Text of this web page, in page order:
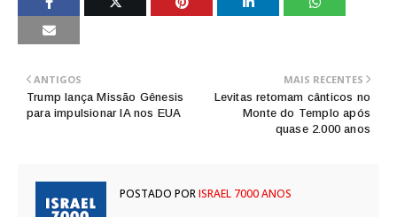
MAIS RECENTES
Levitas retomam cânticos no
Monte do Templo após
quase 2.000 anos
ANTIGOS
Trump lança Missão Gênesis
para impulsionar IA nos EUA
POSTADO PORISRAEL 7000 ANOS